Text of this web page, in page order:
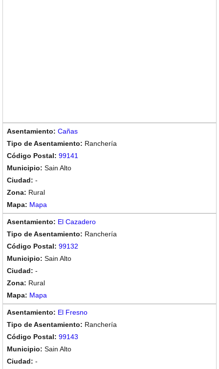
Cañas
Ranchería
99141
Sain Alto
-
Rural
Mapa
El Cazadero
Ranchería
99132
Sain Alto
-
Rural
Mapa
El Fresno
Ranchería
99143
Sain Alto
-